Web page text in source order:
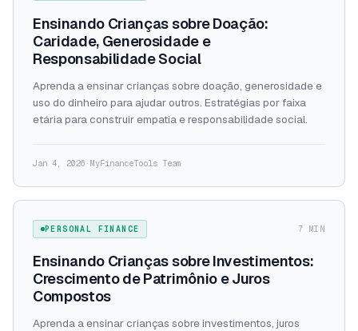
Ensinando Crianças sobre Doação:
Caridade, Generosidade e
Responsabilidade Social
Aprenda a ensinar crianças sobre doação, generosidade e
uso do dinheiro para ajudar outros. Estratégias por faixa
etária para construir empatia e responsabilidade social.
Jan 4, 2026 · MyFinanceTools Team
PERSONAL FINANCE 7 MIN
Ensinando Crianças sobre Investimentos:
Crescimento de Patrimônio e Juros
Compostos
Aprenda a ensinar crianças sobre investimentos, juros